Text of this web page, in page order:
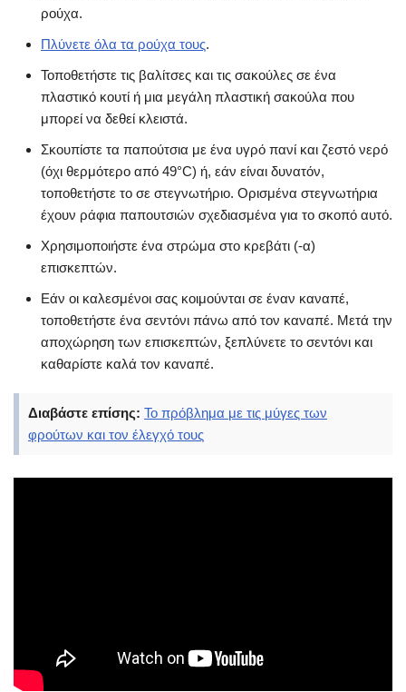
ρούχα.
Πλύνετε όλα τα ρούχα τους.
Τοποθετήστε τις βαλίτσες και τις σακούλες σε ένα
πλαστικό κουτί ή μια μεγάλη πλαστική σακούλα που
μπορεί να δεθεί κλειστά.
Σκουπίστε τα παπούτσια με ένα υγρό πανί και ζεστό νερό
(όχι θερμότερο από 49°C) ή, εάν είναι δυνατόν,
τοποθετήστε το σε στεγνωτήριο. Ορισμένα στεγνωτήρια
έχουν ράφια παπουτσιών σχεδιασμένα για το σκοπό αυτό.
Χρησιμοποιήστε ένα στρώμα στο κρεβάτι (-α)
επισκεπτών.
Εάν οι καλεσμένοι σας κοιμούνται σε έναν καναπέ,
τοποθετήστε ένα σεντόνι πάνω από τον καναπέ. Μετά την
αποχώρηση των επισκεπτών, ξεπλύνετε το σεντόνι και
καθαρίστε καλά τον καναπέ.
Διαβάστε επίσης: Το πρόβλημα με τις μύγες των
φρούτων και τον έλεγχό τους